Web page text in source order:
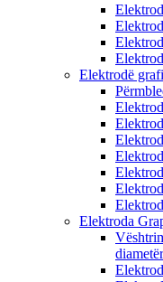
Elektrodë
Elektroda